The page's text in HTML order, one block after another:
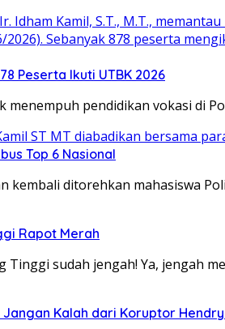
Peserta Ikuti UTBK 2026
menempuh pendidikan vokasi di
Top 6 Nasional
kembali ditorehkan mahasiswa
Rapot Merah
Tinggi sudah jengah! Ya, jengah
Kalah dari Koruptor